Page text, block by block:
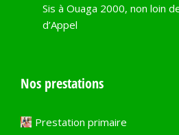
Sis à Ouaga 2000, non loin
d’Appel
Nos prestations
Prestation primaire